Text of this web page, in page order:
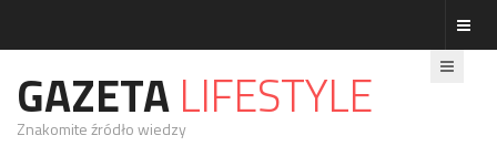
GAZETALIFESTYLE
Znakomite źródło wiedzy